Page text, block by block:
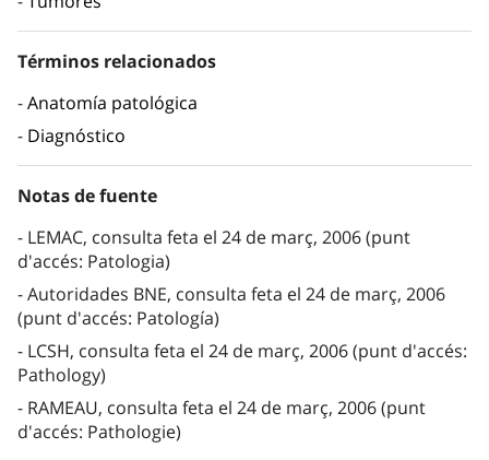
Términos relacionados
Anatomía patológica
Diagnóstico
Notas de fuente
LEMAC, consulta feta el 24 de març, 2006 (punt
d'accés: Patologia)
Autoridades BNE, consulta feta el 24 de març, 2006
(punt d'accés: Patología)
LCSH, consulta feta el 24 de març, 2006 (punt d'accés:
Pathology)
RAMEAU, consulta feta el 24 de març, 2006 (punt
d'accés: Pathologie)